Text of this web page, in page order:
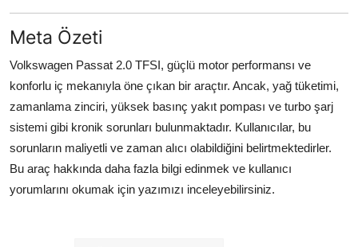
Meta Özeti
Volkswagen Passat 2.0 TFSI, güçlü motor performansı ve
konforlu iç mekanıyla öne çıkan bir araçtır. Ancak, yağ tüketimi,
zamanlama zinciri, yüksek basınç yakıt pompası ve turbo şarj
sistemi gibi kronik sorunları bulunmaktadır. Kullanıcılar, bu
sorunların maliyetli ve zaman alıcı olabildiğini belirtmektedirler.
Bu araç hakkında daha fazla bilgi edinmek ve kullanıcı
yorumlarını okumak için yazımızı inceleyebilirsiniz.